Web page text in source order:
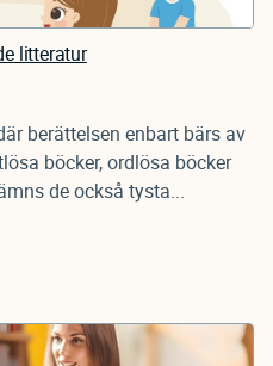
litteratur
berättelsen enbart bärs av
böcker, ordlösa böcker
de också tysta...